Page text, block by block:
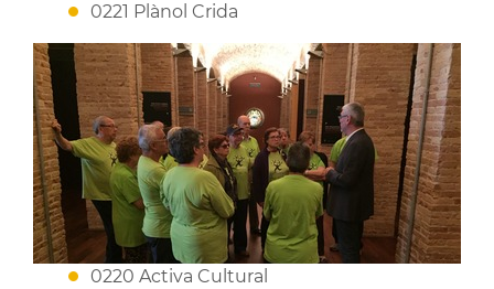
0221 Plànol Crida
0220 Activa Cultural